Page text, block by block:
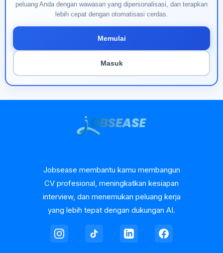
peluang Anda dengan wawasan yang dipersonalisasi, dan terapkan
lebih cepat dengan otomatisasi cerdas.
Memulai
Masuk
Jobsease membantu kamu membangun
CV profesional, meningkatkan kesiapan
interview, dan menemukan peluang kerja
yang lebih tepat dengan dukungan AI.